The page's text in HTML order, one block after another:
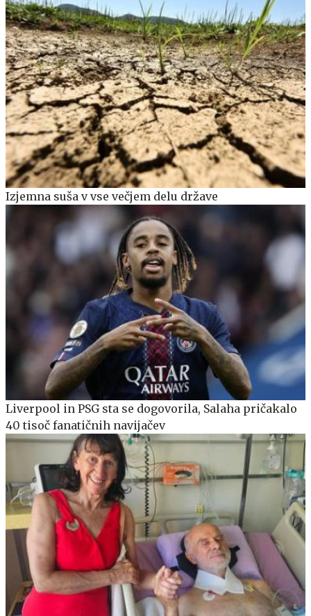
Izjemna suša v vse večjem delu države
Liverpool in PSG sta se dogovorila, Salaha pričakalo
40 tisoč fanatičnih navijačev